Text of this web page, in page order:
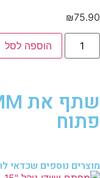
₪75.90
הוספה לסל
פתוח
מוצרים נוספים שכדאי